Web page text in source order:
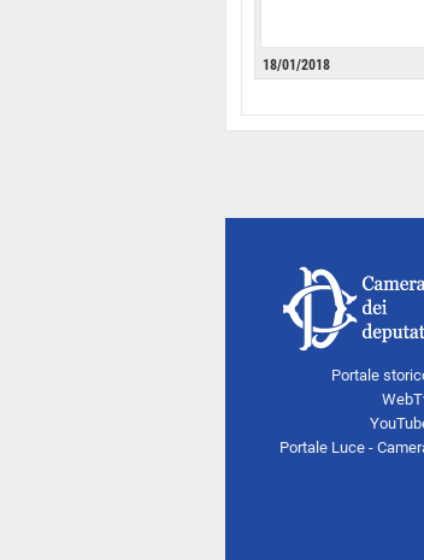
18/01/2018
Portale
Portale Luce -